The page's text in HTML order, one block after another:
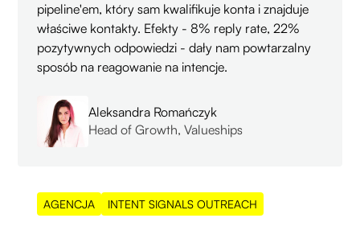
pipeline'em, który sam kwalifikuje konta i znajduje
właściwe kontakty. Efekty - 8% reply rate, 22%
pozytywnych odpowiedzi - dały nam powtarzalny
sposób na reagowanie na intencje.
Aleksandra Romańczyk
Head of Growth, Valueships
AGENCJA INTENT SIGNALS OUTREACH